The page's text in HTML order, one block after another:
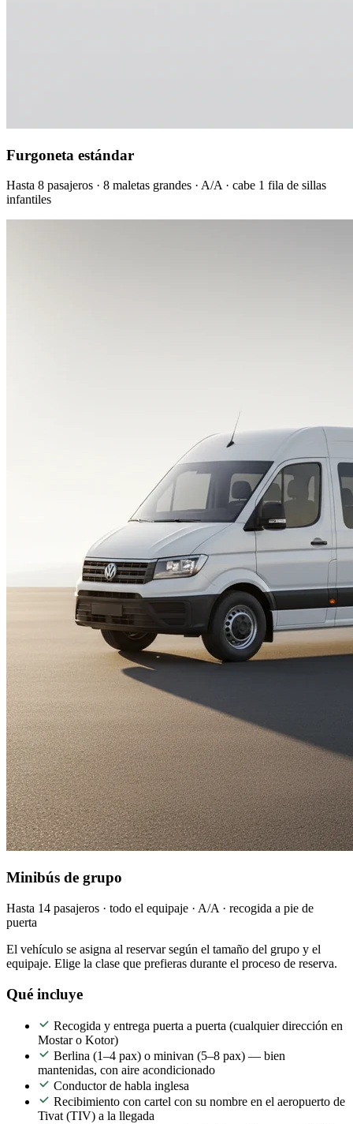
Furgoneta estándar
Hasta 8 pasajeros · 8 maletas grandes · A/A · cabe 1 fila de sillas
infantiles
Minibús de grupo
Hasta 14 pasajeros · todo el equipaje · A/A · recogida a pie de
puerta
El vehículo se asigna al reservar según el tamaño del grupo y el
equipaje. Elige la clase que prefieras durante el proceso de reserva.
Qué incluye
Recogida y entrega puerta a puerta (cualquier dirección en
Mostar o Kotor)
Berlina (1–4 pax) o minivan (5–8 pax) — bien
mantenidas, con aire acondicionado
Conductor de habla inglesa
Recibimiento con cartel con su nombre en el aeropuerto de
Tivat (TIV) a la llegada